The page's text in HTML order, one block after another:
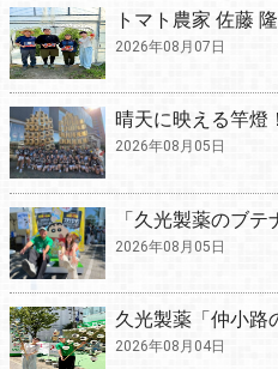
トマト農家 佐藤
2026年08月07日
晴天に映える竿燈
2026年08月05日
「久光製薬のブテ
2026年08月05日
久光製薬「仲小
2026年08月04日